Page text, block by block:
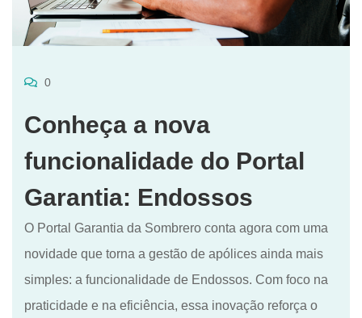
0
Conheça a nova
funcionalidade do Portal
Garantia: Endossos
O Portal Garantia da Sombrero conta agora com uma
novidade que torna a gestão de apólices ainda mais
simples: a funcionalidade de Endossos. Com foco na
praticidade e na eficiência, essa inovação reforça o